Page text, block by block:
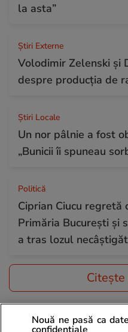
la asta”
Știri Externe
Volodimir Zelenski și
despre producția de
Știri Locale
Un nor pâlnie a fost
„Bunicii îi spuneau
Politică
Ciprian Ciucu regretă
Primăria București și
a tras lozul
TRENDING
Nouă ne pasă ca